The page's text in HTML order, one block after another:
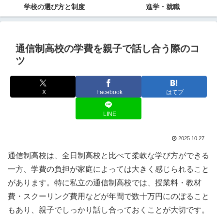
学校の選び方と制度 進学・就職
通信制高校の学費を親子で話し合う際のコ
ツ
X Facebook はてブ
LINE
2025.10.27
通信制高校は、全日制高校と比べて柔軟な学び方ができる
一方、学費の負担が家庭によっては大きく感じられること
があります。特に私立の通信制高校では、授業料・教材
費・スクーリング費用などが年間で数十万円にのぼること
もあり、親子でしっかり話し合っておくことが大切です。